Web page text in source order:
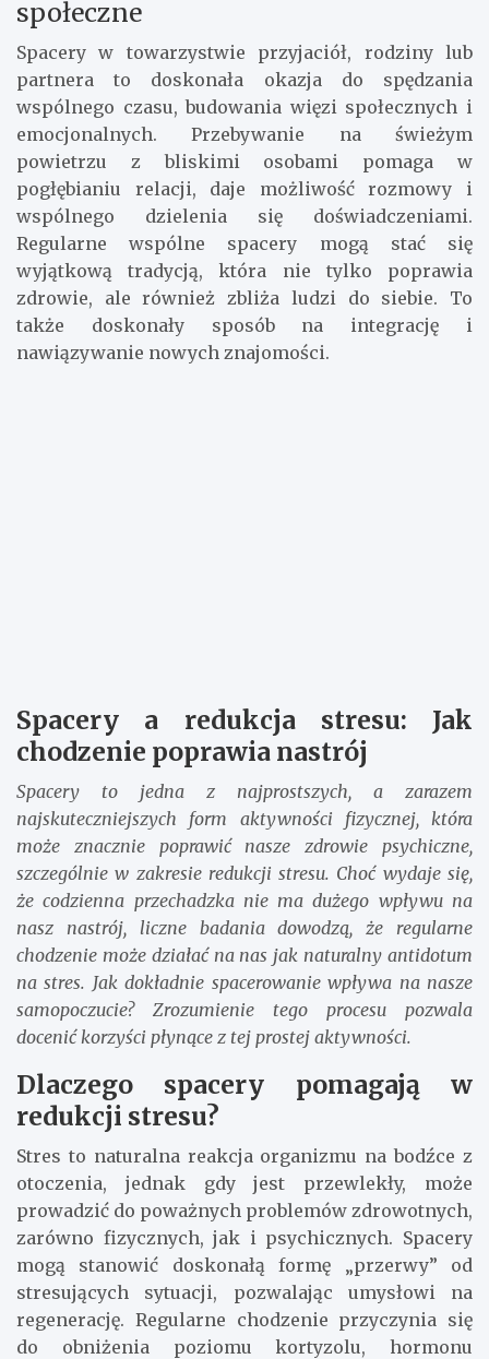
społeczne
Spacery w towarzystwie przyjaciół, rodziny lub
partnera to doskonała okazja do spędzania
wspólnego czasu, budowania więzi społecznych i
emocjonalnych. Przebywanie na świeżym
powietrzu z bliskimi osobami pomaga w
pogłębianiu relacji, daje możliwość rozmowy i
wspólnego dzielenia się doświadczeniami.
Regularne wspólne spacery mogą stać się
wyjątkową tradycją, która nie tylko poprawia
zdrowie, ale również zbliża ludzi do siebie. To
także doskonały sposób na integrację i
nawiązywanie nowych znajomości.
Spacery a redukcja stresu: Jak
chodzenie poprawia nastrój
Spacery to jedna z najprostszych, a zarazem
najskuteczniejszych form aktywności fizycznej, która
może znacznie poprawić nasze zdrowie psychiczne,
szczególnie w zakresie redukcji stresu. Choć wydaje się,
że codzienna przechadzka nie ma dużego wpływu na
nasz nastrój, liczne badania dowodzą, że regularne
chodzenie może działać na nas jak naturalny antidotum
na stres. Jak dokładnie spacerowanie wpływa na nasze
samopoczucie? Zrozumienie tego procesu pozwala
docenić korzyści płynące z tej prostej aktywności.
Dlaczego spacery pomagają w
redukcji stresu?
Stres to naturalna reakcja organizmu na bodźce z
otoczenia, jednak gdy jest przewlekły, może
prowadzić do poważnych problemów zdrowotnych,
zarówno fizycznych, jak i psychicznych. Spacery
mogą stanowić doskonałą formę „przerwy” od
stresujących sytuacji, pozwalając umysłowi na
regenerację. Regularne chodzenie przyczynia się
do obniżenia poziomu kortyzolu, hormonu